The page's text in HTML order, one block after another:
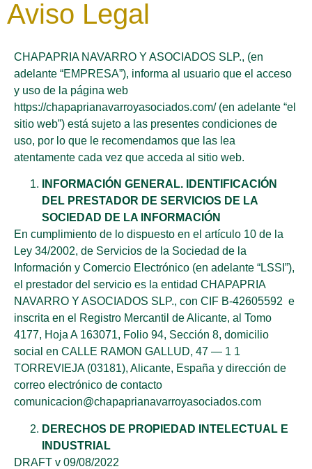
Aviso Legal
CHAPAPRIA NAVARRO Y ASOCIADOS SLP., (en
adelante “EMPRESA”), informa al usuario que el acceso
y uso de la página web
https://chapaprianavarroyasociados.com/ (en adelante “el
sitio web”) está sujeto a las presentes condiciones de
uso, por lo que le recomendamos que las lea
atentamente cada vez que acceda al sitio web.
INFORMACIÓN GENERAL. IDENTIFICACIÓN
DEL PRESTADOR DE SERVICIOS DE LA
SOCIEDAD DE LA INFORMACIÓN
En cumplimiento de lo dispuesto en el artículo 10 de la
Ley 34/2002, de Servicios de la Sociedad de la
Información y Comercio Electrónico (en adelante “LSSI”),
el prestador del servicio es la entidad CHAPAPRIA
NAVARRO Y ASOCIADOS SLP., con CIF B-42605592 e
inscrita en el Registro Mercantil de Alicante, al Tomo
4177, Hoja A 163071, Folio 94, Sección 8, domicilio
social en CALLE RAMON GALLUD, 47 — 1 1
TORREVIEJA (03181), Alicante, España y dirección de
correo electrónico de contacto
comunicacion@chapaprianavarroyasociados.com
DERECHOS DE PROPIEDAD INTELECTUAL E
INDUSTRIAL
DRAFT v 09/08/2022